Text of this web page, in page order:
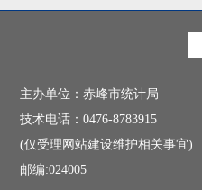
主办单位：赤峰市统计局
技术电话：0476-8783915
(仅受理网站建设维护相关事宜)
邮编:024005